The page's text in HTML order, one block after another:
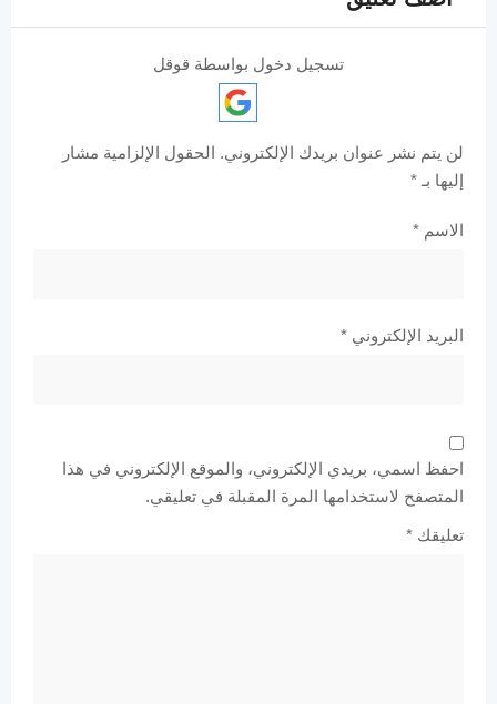
تسجيل دخول بواسطة قوقل
لن يتم نشر عنوان بريدك الإلكتروني. الحقول الإلزامية مشار
إليها بـ *
الاسم *
البريد الإلكتروني *
احفظ اسمي، بريدي الإلكتروني، والموقع الإلكتروني في هذا
المتصفح لاستخدامها المرة المقبلة في تعليقي.
تعليقك *